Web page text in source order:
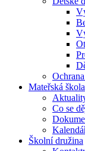
Mateřská škola
Co se
Školní družina